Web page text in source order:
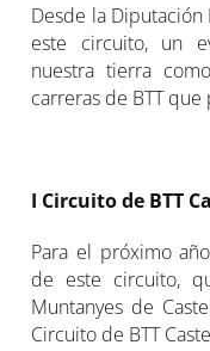
Desde la
este circuito, un
nuestra tierra
carreras de BTT
I Circuito de BTT
Para el próximo
de este circuito,
Muntanyes de
Circuito de BTT